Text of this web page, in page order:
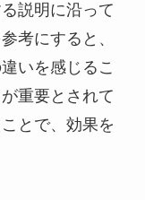
説明に沿って
考にすると、
いを感じるこ
重要とされて
とで、効果を